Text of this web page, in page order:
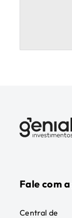
Fale com
Central de